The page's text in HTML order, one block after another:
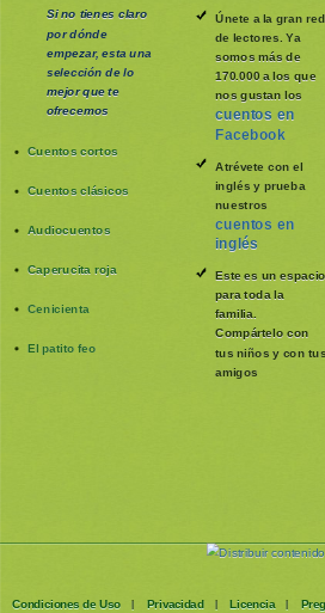
Si no tienes claro
por dónde
empezar, esta una
selección de lo
mejor que te
ofrecemos
Cuentos cortos
Cuentos clásicos
Audiocuentos
Caperucita roja
Cenicienta
El patito feo
Únete a la gran red
de lectores. Ya
somos más de
170.000 a los que
nos gustan los
cuentos en
Facebook
Atrévete con el
inglés y prueba
nuestros
cuentos en
inglés
Este es un espacio
para toda la
familia.
Compártelo con
tus niños y con tus
amigos
Condiciones de Uso | Privacidad | Licencia |